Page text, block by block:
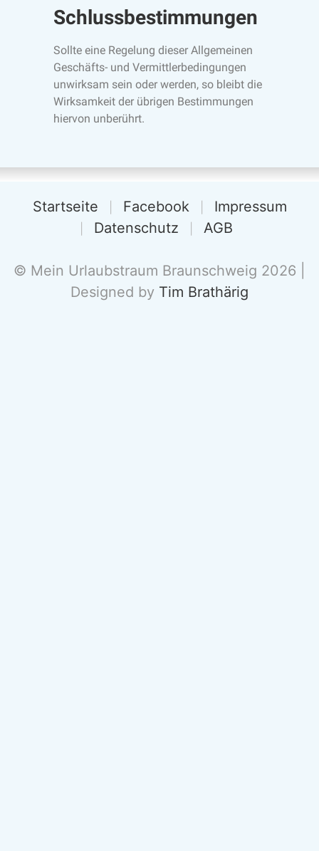
Schlussbestimmungen
Sollte eine Regelung dieser Allgemeinen
Geschäfts- und Vermittlerbedingungen
unwirksam sein oder werden, so bleibt die
Wirksamkeit der übrigen Bestimmungen
hiervon unberührt.
Startseite Facebook
Impressum
Datenschutz
AGB
© Mein Urlaubstraum Braunschweig 2026 |
Designed by Tim Brathärig